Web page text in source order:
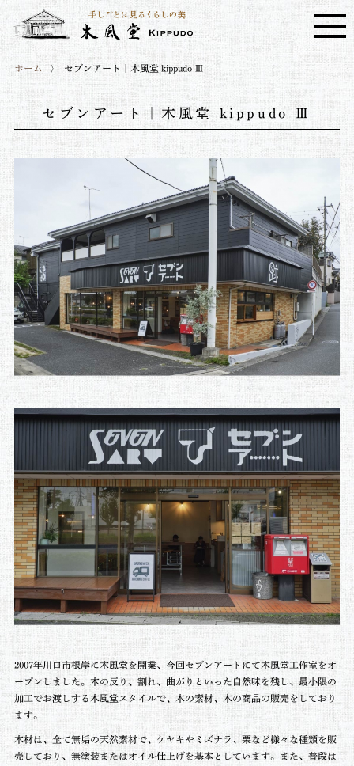
ホーム セブンアート｜木風堂 kippudo Ⅲ
セブンアート｜木風堂 kippudo Ⅲ
2007年川口市根岸に木風堂を開業、今回セブンアートにて木風堂工作室をオ
ープンしました。木の反り、割れ、曲がりといった自然味を残し、最小限の
加工でお渡しする木風堂スタイルで、木の素材、木の商品の販売をしており
ます。
木材は、全て無垢の天然素材で、ケヤキやミズナラ、栗など様々な種類を販
売しており、無塗装またはオイル仕上げを基本としています。また、普段は